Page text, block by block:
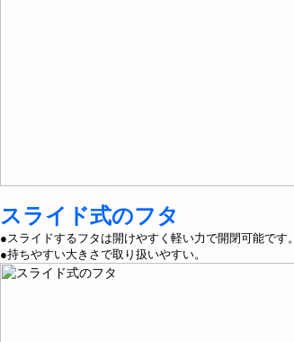
スライド式のフタ
●スライドするフタは開けやすく軽い力で開閉可能です。
●持ちやすい大きさで取り扱いやすい。